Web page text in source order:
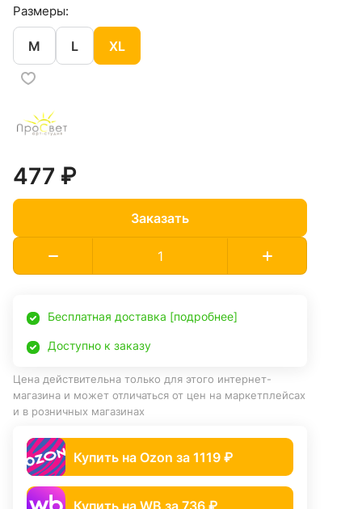
Размеры:
M L XL
477 ₽
Заказать
Бесплатная доставка [подробнее]
Доступно к заказу
Цена действительна только для этого интернет-
магазина и может отличаться от цен на маркетплейсах
и в розничных магазинах
Купить на Ozon за 1119 ₽
Купить на WB за 736 ₽